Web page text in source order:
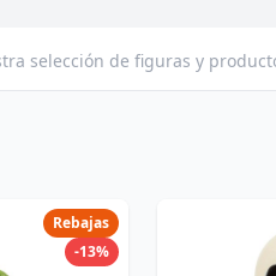
selección de figuras y
Rebajas
-13%